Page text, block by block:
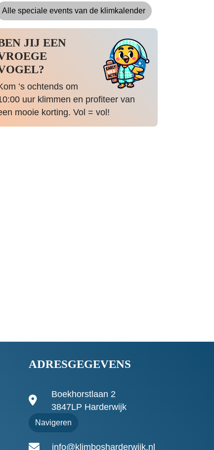
Alle speciale events van de klimkalender
JIJ EEN
’s ochtends om
uur klimmen en profiteer van
mooie korting. Vol = vol!
ADRESGEGEVENS
Boekhorstlaan 2
3847LP Harderwijk
Navigeren
info@klimbosharderwijk.nl